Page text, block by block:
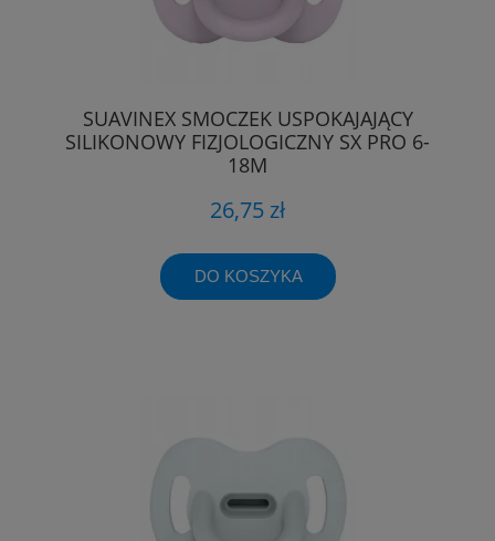
SUAVINEX SMOCZEK USPOKAJAJĄCY
SILIKONOWY FIZJOLOGICZNY SX PRO 6-
18M
26,75 zł
DO KOSZYKA